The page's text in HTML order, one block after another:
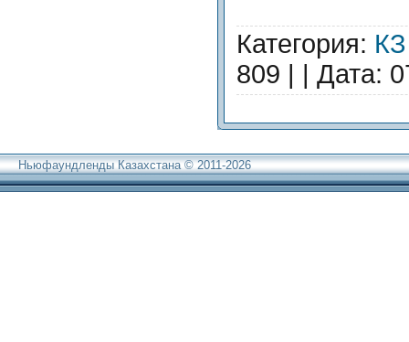
...Читать дальше »
Категория:
809 | | Дата:
Ньюфаундленды Казахстана © 2011-2026